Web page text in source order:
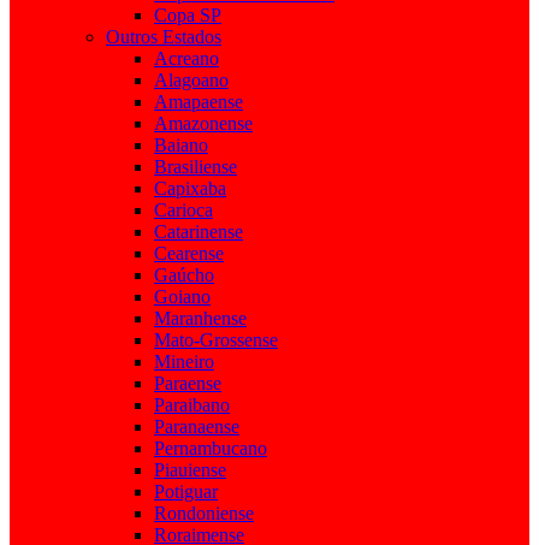
Copa SP
Outros Estados
Acreano
Alagoano
Amapaense
Amazonense
Baiano
Brasiliense
Capixaba
Carioca
Catarinense
Cearense
Gaúcho
Goiano
Maranhense
Mato-Grossense
Mineiro
Paraense
Paraibano
Paranaense
Pernambucano
Piauiense
Potiguar
Rondoniense
Roraimense